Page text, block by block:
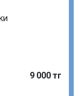
9 000 тг